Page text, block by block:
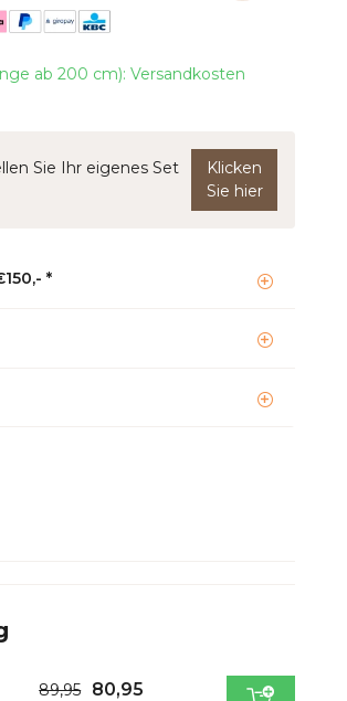
ab 200 cm): Versandkosten
Sie Ihr eigenes Set
Klicken
Sie hier
*
89,95 80,95